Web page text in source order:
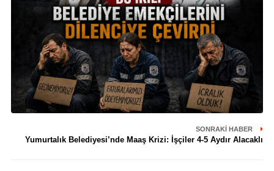
SONRAKI HABER
Yumurtalık Belediyesi’nde Maaş Krizi: İşçiler 4-5 Aydır Alacaklı